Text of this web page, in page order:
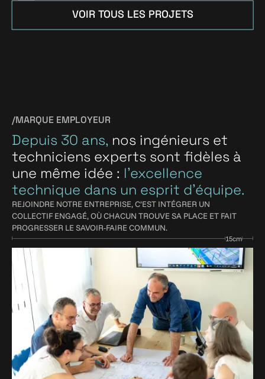
VOIR TOUS LES PROJETS
VOIR TOUS LES
/MARQUE EMPLOYEUR
Depuis 30 ans, nos ingénieurs et
techniciens experts sont fidèles à
une même idée : l’excellence
technique dans un esprit d’équipe.
REJOINDRE NOTRE ENTREPRISE, C’EST INTÉGRER UN
COLLECTIF ENGAGÉ, OÙ CHACUN TROUVE SA PLACE ET FAIT
PROGRESSER LE SAVOIR-FAIRE COMMUN.
15cm